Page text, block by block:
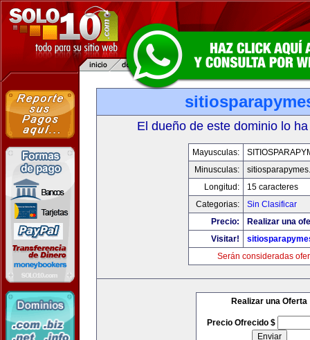
El dueño de este dominio lo
Mayusculas:
Minusculas:
Longitud:
15 caracteres
Categorias:
Sin Clasificar
Precio:
Realizar una
Visitar!
Serán consideradas
Realizar una Oferta
Precio Ofrecido $